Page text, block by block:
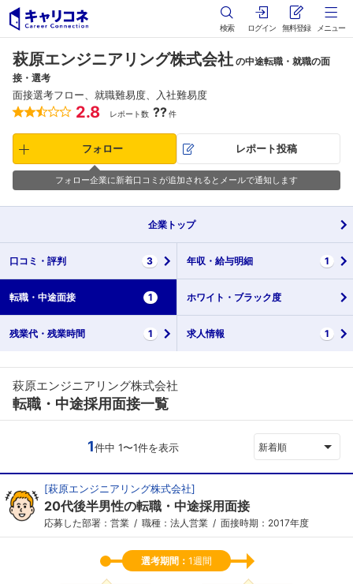
検索 ログイン 無料登録 メニュー
萩原エンジニアリング株式会社 の中途転職・就職の面
接・選考
面接選考フロー、就職難易度、入社難易度
2.8 レポート数 ??件
フォロー レポート投稿
フォロー企業に新着口コミが追加されるとメールで通知します
企業 トップ
口コミ・ 評判 3 年収・ 給与明細 1
転職・ 中途面接 1 ホワイト・ ブラック度
残業代・ 残業時間 1 求人情報 1
萩原エンジニアリング株式会社
転職・中途採用面接一覧
1件中 1〜1件を表示 新着順
[萩原エンジニアリング株式会社]
20代後半男性の転職・中途採用面接
応募した部署：営業 職種：法人営業 面接時期：2017年度
選考期間： 1週間